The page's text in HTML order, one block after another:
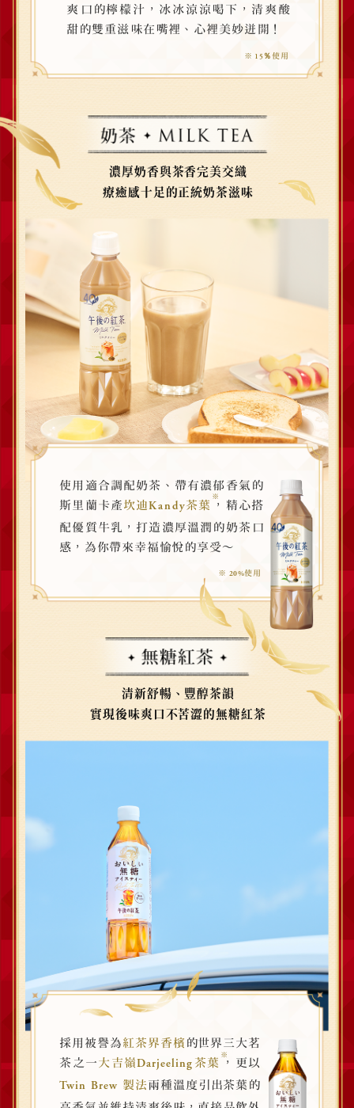
爽口的檸檬汁 ， 冰冰涼涼喝下 ， 清爽酸
甜的雙重滋味在嘴裡 、 心裡美妙迸開 ！
※ 15％使用
濃厚奶香與茶香完美交織
療癒感十足的正統奶茶滋味
使用適合調配奶茶 、 帶有濃郁香氣的
斯里蘭卡產 坎迪Kandy茶葉
※
，
精心搭
配優質牛乳 ， 打造濃厚溫潤的奶茶口
感 ， 為你帶來幸福愉悅的享受～
※ 20%使用
清新舒暢、豐醇茶韻
實現後味爽口不苦澀的無糖紅茶
採用被譽為 紅茶界香檳 的世界三大茗
茶之一 大吉嶺Darjeeling 茶葉
※
， 更以
Twin Brew 製法 兩種溫度引出茶葉的